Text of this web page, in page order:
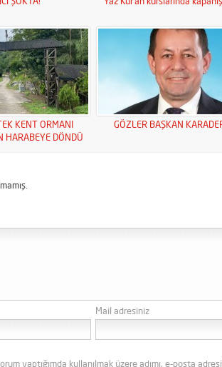
KENT ORMANI
HARABEYE DÖNDÜ
GÖZLER BAŞKAN
Mail adresiniz
yaptığımda kullanılmak üzere adımı, e-posta